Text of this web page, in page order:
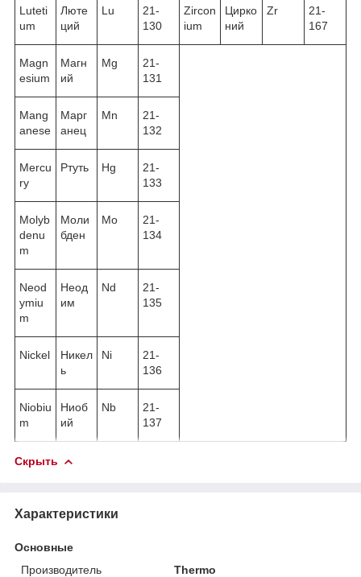
Luteti
um
Люте
ций
Lu
21-
130
Zircon
ium
Цирко
ний
Zr
21-
167
Magn
esium
Магн
ий
Mg
21-
131
Mang
anese
Марг
анец
Mn
21-
132
Mercu
ry
Ртуть Hg
21-
133
Molyb
denu
m
Моли
бден
Mo
21-
134
Neod
ymiu
m
Неод
им
Nd
21-
135
Nickel
Никел
ь
Ni
21-
136
Niobiu
m
Ниоб
ий
Nb
21-
137
Скрыть
Характеристики
Основные
Производитель
Thermo